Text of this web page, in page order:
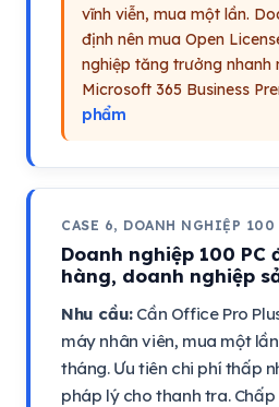
vĩnh viễn, mua một lần.
định nên mua Open
nghiệp tăng trưởng nhanh
Microsoft 365 Business
phẩm
CASE 6, DOANH NGHIỆP
Doanh nghiệp 100 PC
hàng, doanh nghiệp
Nhu cầu:Cần Office Pro
máy nhân viên, mua một
tháng. Ưu tiên chi phí thấp
pháp lý cho thanh tra.